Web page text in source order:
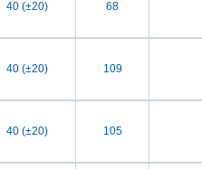
40 (±20) 68
40 (±20) 109
40 (±20) 105